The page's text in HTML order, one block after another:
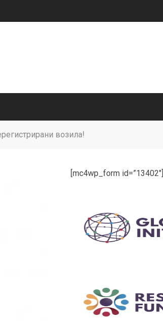
возила!
[mc4wp_form id=”13402″]